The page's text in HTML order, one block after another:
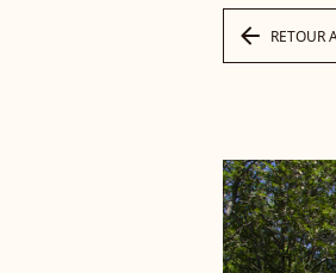
arrow_left RETOUR